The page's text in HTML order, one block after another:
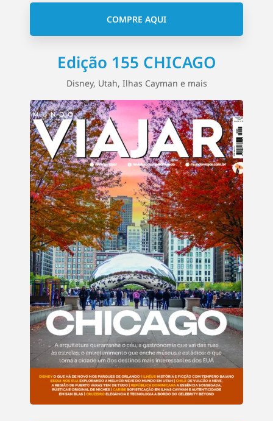
COMPRE AQUI
Edição 155 CHICAGO
Disney, Utah, Ilhas Cayman e mais